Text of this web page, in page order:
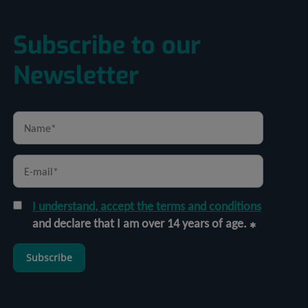
Subscribe to our
Newsletter
I understand, accept the terms and conditions
and declare that I am over 14 years of age.
Subscribe